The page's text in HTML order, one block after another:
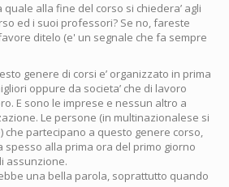
quale alla fine del corso si chiedera’ agli
ed i suoi professori? Se no, fareste
ditelo (e' un segnale che fa sempre
genere di corsi e’ organizzato in prima
oppure da societa’ che di lavoro
E sono le imprese e nessun altro a
Le persone (in multinazionalese si
che partecipano a questo genere corso,
spesso alla prima ora del primo giorno
assunzione.
una bella parola, soprattutto quando